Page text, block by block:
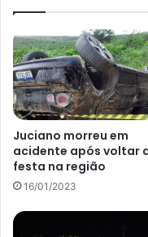
Juciano morreu em
acidente após voltar
festa na região
16/01/2023